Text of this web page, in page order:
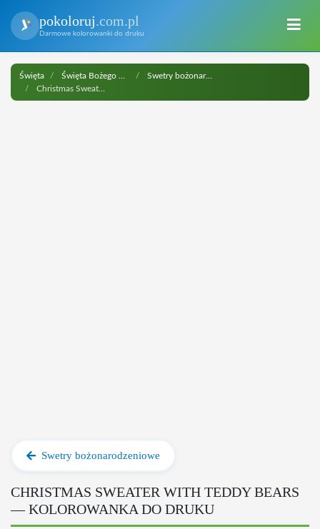
pokoloruj.com.pl
Darmowe kolorowanki do druku
Święta Święta Bożego Narodzenia
Swetry bożonarodzeniowe
Christmas Sweater with Teddy Bears do druku
Swetry bożonarodzeniowe
CHRISTMAS SWEATER WITH TEDDY BEARS
— KOLOROWANKA DO DRUKU